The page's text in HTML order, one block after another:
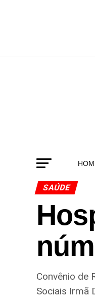
SAÚDE
Convênio de
Sociais Irmã